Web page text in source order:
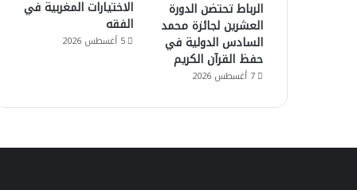
الرباط تحتضن الدورة
العشرين لجائزة محمد
السادس الدولية في
حفظ القرآن الكريم
7 أغسطس 2026
الاختيارات المغربية في
الفقه
5 أغسطس 2026